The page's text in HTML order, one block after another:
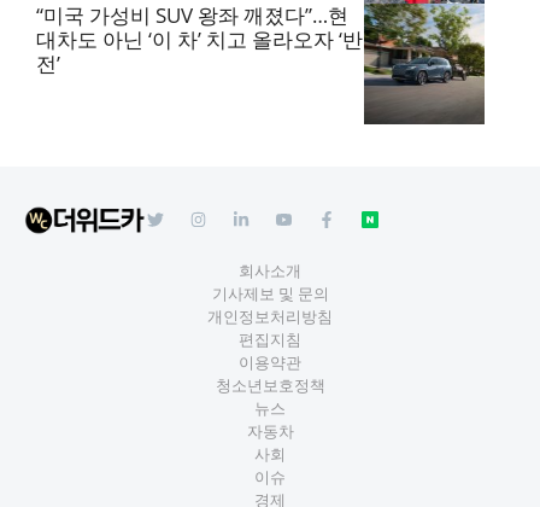
“미국 가성비 SUV 왕좌 깨졌다”…현
대차도 아닌 ‘이 차’ 치고 올라오자 ‘반
전’
회사소개
기사제보 및 문의
개인정보처리방침
편집지침
이용약관
청소년보호정책
뉴스
자동차
사회
이슈
경제